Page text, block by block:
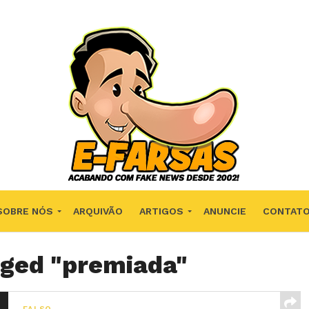
NÓS ARQUIVÃO ARTIGOS ANUNCIE CONTATO
"premiada"